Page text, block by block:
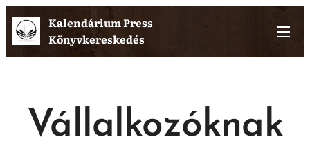
Kalendárium Press
Könyvkereskedés
Vállalkozóknak